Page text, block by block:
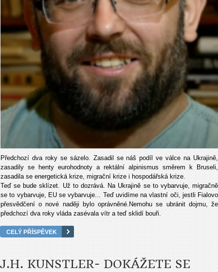
Předchozí dva roky se sázelo. Zasadil se náš podíl ve válce na Ukrajině,
zasadily se henty eurohodnoty a rektální alpinismus směrem k Bruseli,
zasadila se energetická krize, migrační krize i hospodářská krize.
Teď se bude sklízet. Už to dozrává. Na Ukrajině se to vybarvuje, migračně
se to vybarvuje, EU se vybarvuje... Teď uvidíme na vlastní oči, jestli Fialovo
přesvědčení o nové naději bylo oprávněné.Nemohu se ubránit dojmu, že
předchozí dva roky vláda zasévala vítr a teď sklidí bouři.
CELÝ PŘÍSPĚVEK
J.H. KUNSTLER- DOKÁŽETE SE